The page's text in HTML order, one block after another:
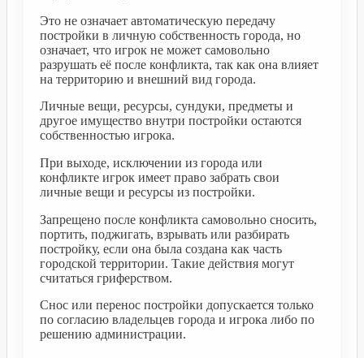
Это не означает автоматическую передачу
постройки в личную собственность города, но
означает, что игрок не может самовольно
разрушать её после конфликта, так как она влияет
на территорию и внешний вид города.
Личные вещи, ресурсы, сундуки, предметы и
другое имущество внутри постройки остаются
собственностью игрока.
При выходе, исключении из города или
конфликте игрок имеет право забрать свои
личные вещи и ресурсы из постройки.
Запрещено после конфликта самовольно сносить,
портить, поджигать, взрывать или разбирать
постройку, если она была создана как часть
городской территории. Такие действия могут
считаться гриферством.
Снос или перенос постройки допускается только
по согласию владельцев города и игрока либо по
решению администрации.